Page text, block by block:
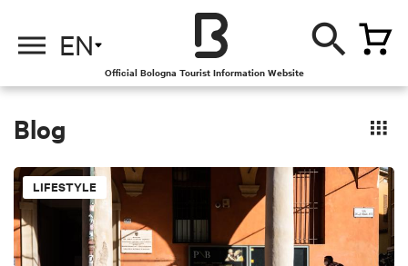
EN
Official Bologna Tourist Information Website
Blog
LIFESTYLE